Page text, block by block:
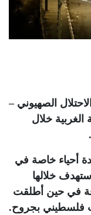
الصهيوني –
خلال
.
أحياء خاصة في
خلالها
في حين أطلقت
فلسطيني بجروح.